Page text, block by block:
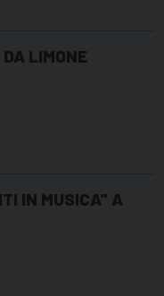
LIMONE
IN MUSICA” A